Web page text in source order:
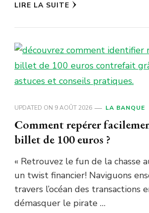
LIRE LA SUITE
UPDATED ON 9 AOÛT 2026 LA BANQUE
Comment repérer
billet de 100 euros ?
« Retrouvez le fun de la chasse
un twist financier! Naviguons
travers l’océan des transactions
démasquer le pirate …